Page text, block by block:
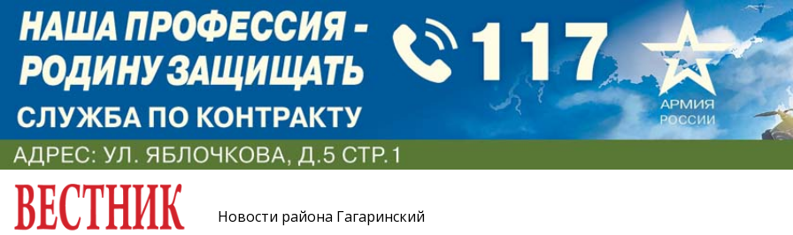
Новости района Гагаринский